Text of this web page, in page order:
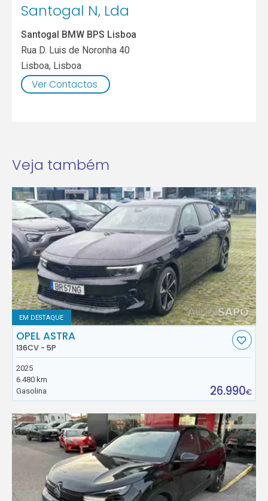
Santogal N, Lda
Santogal BMW BPS Lisboa
Rua D. Luis de Noronha 40
Lisboa, Lisboa
Ver Contactos
Veja também
EM DESTAQUE
OPEL ASTRA
136CV - 5P
2025
6.480 km
Gasolina
26.990€